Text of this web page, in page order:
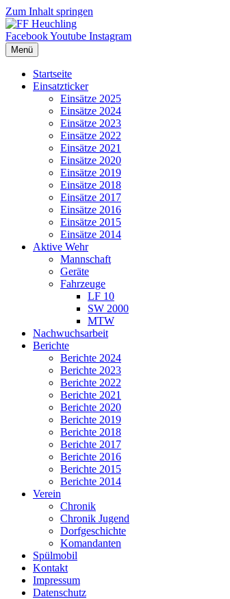
Zum Inhalt springen
FacebookYoutube Instagram
Menü
Startseite
Einsatzticker
Einsätze 2025
Einsätze 2024
Einsätze 2023
Einsätze 2022
Einsätze 2021
Einsätze 2020
Einsätze 2019
Einsätze 2018
Einsätze 2017
Einsätze 2016
Einsätze 2015
Einsätze 2014
Aktive Wehr
Mannschaft
Geräte
Fahrzeuge
LF 10
SW 2000
MTW
Nachwuchsarbeit
Berichte
Berichte 2024
Berichte 2023
Berichte 2022
Berichte 2021
Berichte 2020
Berichte 2019
Berichte 2018
Berichte 2017
Berichte 2016
Berichte 2015
Berichte 2014
Verein
Chronik
Chronik Jugend
Dorfgeschichte
Komandanten
Spülmobil
Kontakt
Impressum
Datenschutz